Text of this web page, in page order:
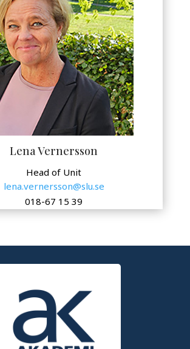
Lena Vernersson
Head of Unit
lena.vernersson@slu.se
018-67 15 39